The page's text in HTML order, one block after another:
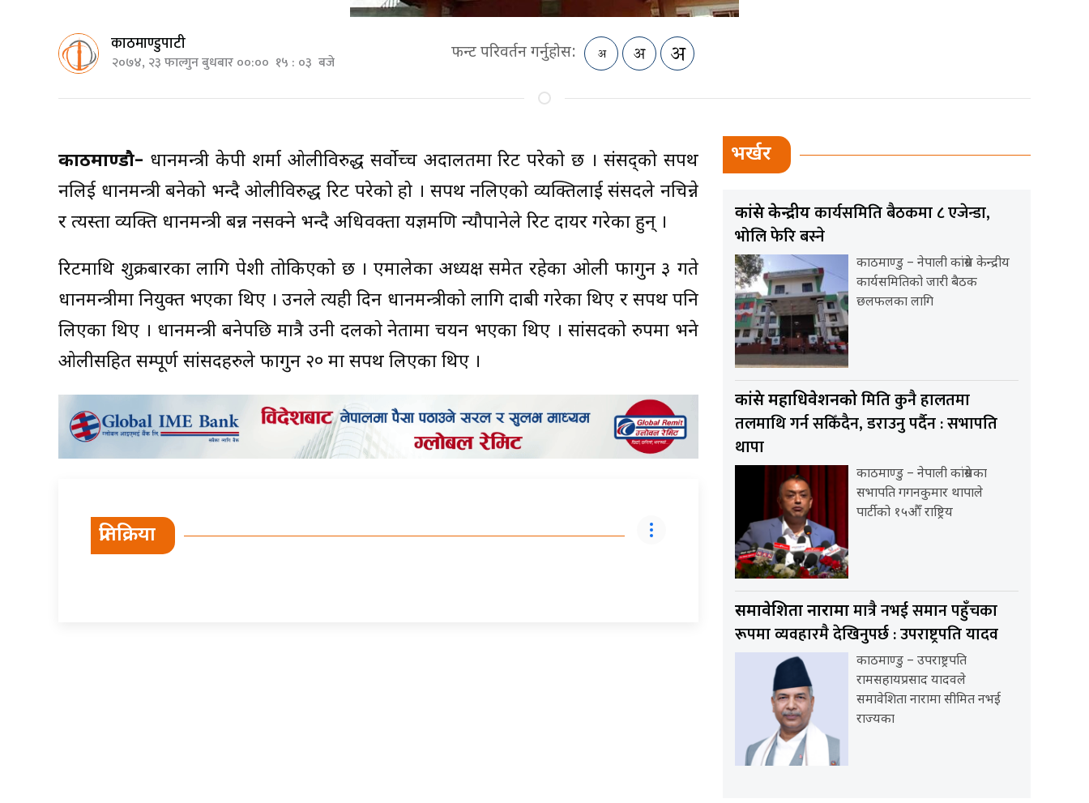
काठमाण्डुपाटी
२०७४, २३ फाल्गुन बुधबार ००:०० १५ : ०३ बजे फन्ट परिवर्तन गर्नुहोस:
काठमाण्डौ– प्रधानमन्त्री केपी शर्मा ओलीविरुद्ध सर्वोच्च अदालतमा रिट परेको छ । संसद्को सपथ
नलिई प्रधानमन्त्री बनेको भन्दै ओलीविरुद्ध रिट परेको हो । सपथ नलिएको व्यक्तिलाई संसदले नचिन्ने
र त्यस्ता व्यक्ति प्रधानमन्त्री बन्न नसक्ने भन्दै अधिवक्ता यज्ञमणि न्यौपानेले रिट दायर गरेका हुन् ।
रिटमाथि शुक्रबारका लागि पेशी तोकिएको छ । एमालेका अध्यक्ष समेत रहेका ओली फागुन ३ गते
प्रधानमन्त्रीमा नियुक्त भएका थिए । उनले त्यही दिन प्रधानमन्त्रीको लागि दाबी गरेका थिए र सपथ पनि
लिएका थिए । प्रधानमन्त्री बनेपछि मात्रै उनी दलको नेतामा चयन भएका थिए । सांसदको रुपमा भने
ओलीसहित सम्पूर्ण सांसदहरुले फागुन २० मा सपथ लिएका थिए ।
प्रतिक्रिया
भर्खर
कांग्रेस केन्द्रीयकार्यसमिति बैठकमा ८ एजेन्डा,
भोलि फेरि बस्ने
काठमाण्डु – नेपाली कांग्रेस केन्द्रीय
कार्यसमितिको जारी बैठक
छलफलका लागि
कांग्रेस महाधिवेशनकोमिति कुनै हालतमा
तलमाथि गर्न सकिँदैन, डराउनु पर्दैन : सभापति
थापा
काठमाण्डु – नेपाली कांग्रेसका
सभापति गगनकुमार थापाले
पार्टीको १५औँ राष्ट्रिय
समावेशिता नारामामात्रै नभई समान पहुँचका
रूपमा व्यवहारमै देखिनुपर्छ : उपराष्ट्रपति यादव
काठमाण्डु – उपराष्ट्रपति
रामसहायप्रसाद यादवले
समावेशिता नारामा सीमित नभई
राज्यका